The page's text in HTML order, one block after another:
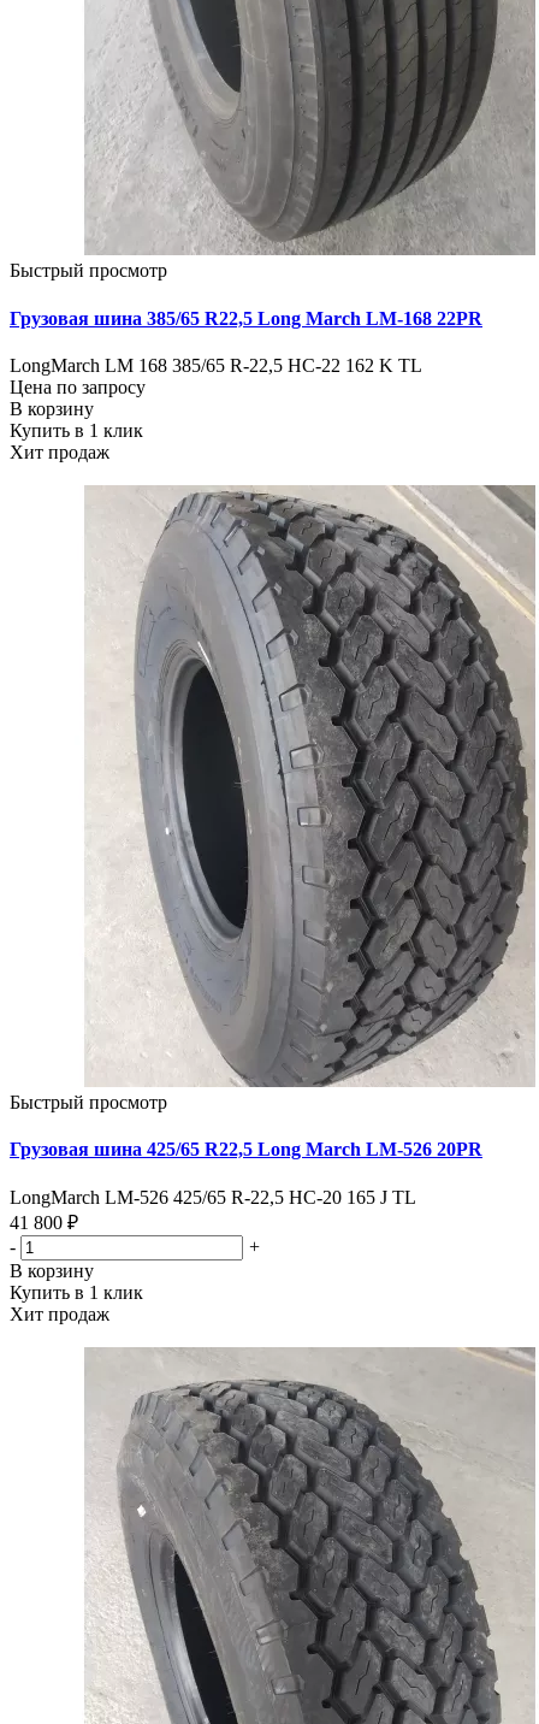
Быстрый просмотр
Грузовая шина 385/65 R22,5 Long March LM-168 22PR
LongMarch LM 168 385/65 R-22,5 НС-22 162 K TL
Цена по запросу
В корзину
Купить в 1 клик
Хит продаж
Быстрый просмотр
Грузовая шина 425/65 R22,5 Long March LM-526 20PR
LongMarch LM-526 425/65 R-22,5 НС-20 165 J TL
41 800 ₽
-
+
В корзину
Купить в 1 клик
Хит продаж